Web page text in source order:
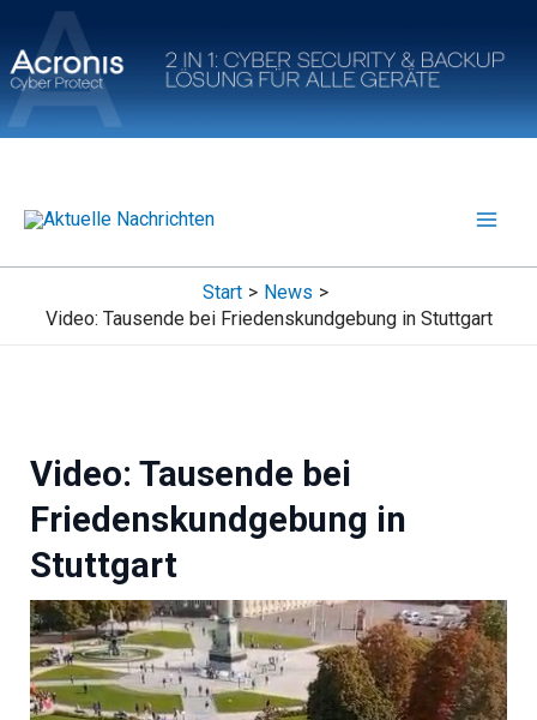
Inhalt
springen
Start
News
Video: Tausende bei Friedenskundgebung in Stuttgart
Video: Tausende bei
Friedenskundgebung in
Stuttgart